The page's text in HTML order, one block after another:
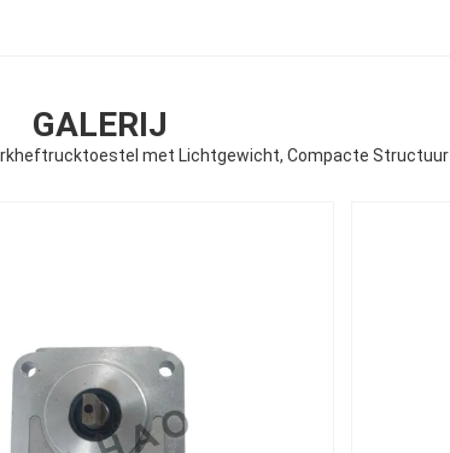
GALERIJ
met Lichtgewicht, Compacte Structuur